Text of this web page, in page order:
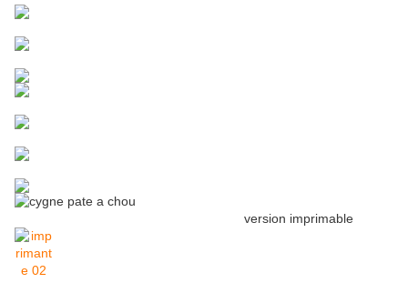
version imprimable